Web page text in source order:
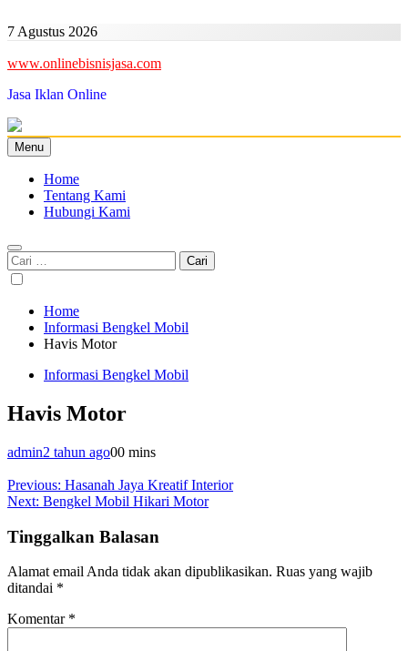
to
7 Agustus 2026
www.onlinebisnisjasa.com
Jasa Iklan Online
Menu
Home
Tentang Kami
Hubungi Kami
Cari
untuk:
Home
Informasi Bengkel Mobil
Havis Motor
Informasi Bengkel Mobil
Havis Motor
admin2 tahun ago00 mins
Navigasi
pos
Previous: Hasanah Jaya Kreatif Interior
Next: Bengkel Mobil Hikari Motor
Tinggalkan Balasan
Alamat email Anda tidak akan dipublikasikan. Ruas yang wajib
ditandai *
Komentar *